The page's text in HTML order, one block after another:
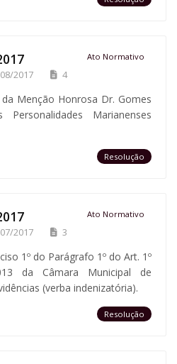
Ato Normativo
2017 4
Menção Honrosa Dr. Gomes
Marianenses
Resolução
Ato Normativo
2017 3
1º do Parágrafo 1º do Art. 1º
da Câmara Municipal de
(verba indenizatória).
Resolução